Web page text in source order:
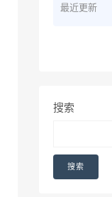
最近更新
搜索
搜索